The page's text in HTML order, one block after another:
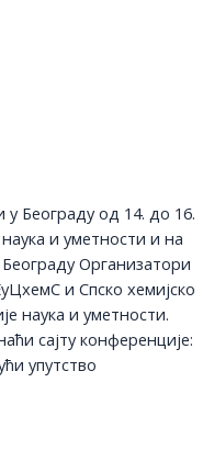
у Београду од 14. до 16.
и уметности и на
Организатори
и Спско хемијско
наука и уметности.
сајту конференције:
упутство